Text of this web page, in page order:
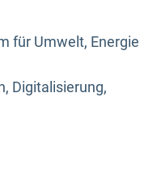
für Umwelt, Energie
Digitalisierung,